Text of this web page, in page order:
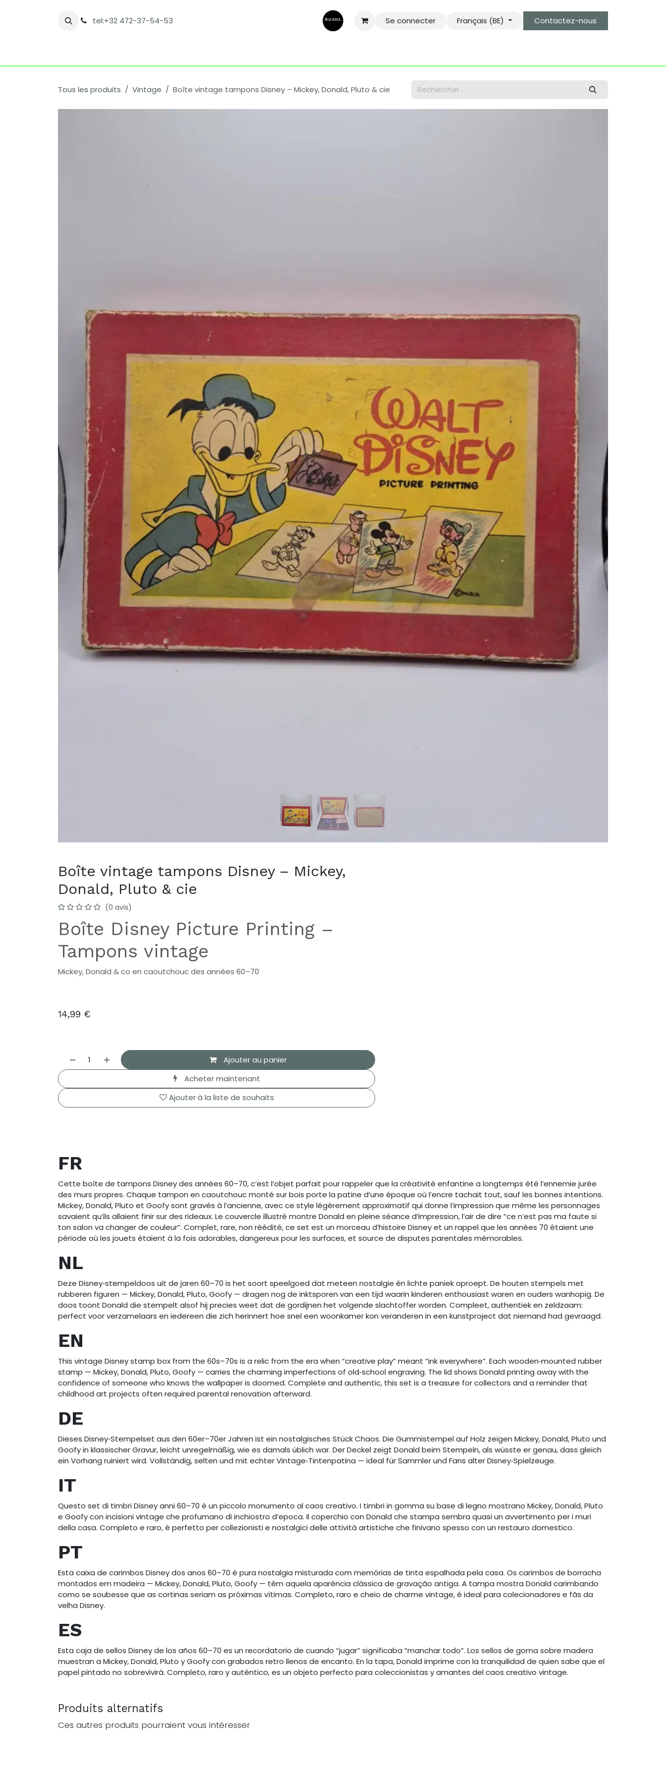
tel:+32 472-37-54-53
Se connecter Français (BE) Contactez-nous
Tous les produits Vintage Boîte vintage tampons Disney – Mickey, Donald, Pluto & cie
Boîte vintage tampons Disney – Mickey,
Donald, Pluto & cie
(0 avis)
Boîte Disney Picture Printing –
Tampons vintage
Mickey, Donald & co en caoutchouc des années 60–70
14,99 €
Ajouter au panier
Acheter maintenant
Ajouter à la liste de souhaits
FR
Cette boîte de tampons Disney des années 60–70, c’est l’objet parfait pour rappeler que la créativité enfantine a longtemps été l’ennemie jurée
des murs propres. Chaque tampon en caoutchouc monté sur bois porte la patine d’une époque où l’encre tachait tout, sauf les bonnes intentions.
Mickey, Donald, Pluto et Goofy sont gravés à l’ancienne, avec ce style légèrement approximatif qui donne l’impression que même les personnages
savaient qu’ils allaient finir sur des rideaux. Le couvercle illustré montre Donald en pleine séance d’impression, l’air de dire “ce n’est pas ma faute si
ton salon va changer de couleur”. Complet, rare, non réédité, ce set est un morceau d’histoire Disney et un rappel que les années 70 étaient une
période où les jouets étaient à la fois adorables, dangereux pour les surfaces, et source de disputes parentales mémorables.
NL
Deze Disney‑stempeldoos uit de jaren 60–70 is het soort speelgoed dat meteen nostalgie én lichte paniek oproept. De houten stempels met
rubberen figuren — Mickey, Donald, Pluto, Goofy — dragen nog de inktsporen van een tijd waarin kinderen enthousiast waren en ouders wanhopig. De
doos toont Donald die stempelt alsof hij precies weet dat de gordijnen het volgende slachtoffer worden. Compleet, authentiek en zeldzaam:
perfect voor verzamelaars en iedereen die zich herinnert hoe snel een woonkamer kon veranderen in een kunstproject dat niemand had gevraagd.
EN
This vintage Disney stamp box from the 60s–70s is a relic from the era when “creative play” meant “ink everywhere”. Each wooden‑mounted rubber
stamp — Mickey, Donald, Pluto, Goofy — carries the charming imperfections of old‑school engraving. The lid shows Donald printing away with the
confidence of someone who knows the wallpaper is doomed. Complete and authentic, this set is a treasure for collectors and a reminder that
childhood art projects often required parental renovation afterward.
DE
Dieses Disney‑Stempelset aus den 60er–70er Jahren ist ein nostalgisches Stück Chaos. Die Gummistempel auf Holz zeigen Mickey, Donald, Pluto und
Goofy in klassischer Gravur, leicht unregelmäßig, wie es damals üblich war. Der Deckel zeigt Donald beim Stempeln, als wüsste er genau, dass gleich
ein Vorhang ruiniert wird. Vollständig, selten und mit echter Vintage‑Tintenpatina — ideal für Sammler und Fans alter Disney‑Spielzeuge.
IT
Questo set di timbri Disney anni 60–70 è un piccolo monumento al caos creativo. I timbri in gomma su base di legno mostrano Mickey, Donald, Pluto
e Goofy con incisioni vintage che profumano di inchiostro d’epoca. Il coperchio con Donald che stampa sembra quasi un avvertimento per i muri
della casa. Completo e raro, è perfetto per collezionisti e nostalgici delle attività artistiche che finivano spesso con un restauro domestico.
PT
Esta caixa de carimbos Disney dos anos 60–70 é pura nostalgia misturada com memórias de tinta espalhada pela casa. Os carimbos de borracha
montados em madeira — Mickey, Donald, Pluto, Goofy — têm aquela aparência clássica de gravação antiga. A tampa mostra Donald carimbando
como se soubesse que as cortinas seriam as próximas vítimas. Completo, raro e cheio de charme vintage, é ideal para colecionadores e fãs da
velha Disney.
ES
Esta caja de sellos Disney de los años 60–70 es un recordatorio de cuando “jugar” significaba “manchar todo”. Los sellos de goma sobre madera
muestran a Mickey, Donald, Pluto y Goofy con grabados retro llenos de encanto. En la tapa, Donald imprime con la tranquilidad de quien sabe que el
papel pintado no sobrevivirá. Completo, raro y auténtico, es un objeto perfecto para coleccionistas y amantes del caos creativo vintage.
Produits alternatifs
Ces autres produits pourraient vous intéresser